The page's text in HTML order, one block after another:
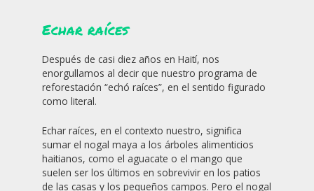
Echar raíces
Después de casi diez años en Haití, nos
enorgullamos al decir que nuestro programa de
reforestación “echó raíces”, en el sentido figurado
como literal.
Echar raíces, en el contexto nuestro, significa
sumar el nogal maya a los árboles alimenticios
haitianos, como el aguacate o el mango que
suelen ser los últimos en sobrevivir en los patios
de las casas y los pequeños campos. Pero el nogal